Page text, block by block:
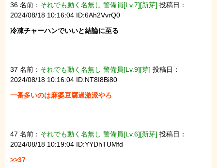
36 名前： それでも動く名無し 警備員[Lv.7][新芽] 投稿日：
2024/08/18 10:16:04 ID:6Ah2VvrQ0
冷凍チャーハンでいいと結論に至る
37 名前： それでも動く名無し 警備員[Lv.9][芽] 投稿日：
2024/08/18 10:16:04 ID:NT8I8Bi80
一番多いのは麻婆豆腐過激派やろ
47 名前： それでも動く名無し 警備員[Lv.6][新芽] 投稿日：
2024/08/18 10:19:04 ID:YYDhTUMfd
>>37